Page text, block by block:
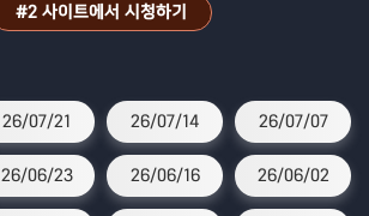
#2 사이트에서 시청하기
26/07/21 26/07/14 26/07/07
26/06/23 26/06/16 26/06/02